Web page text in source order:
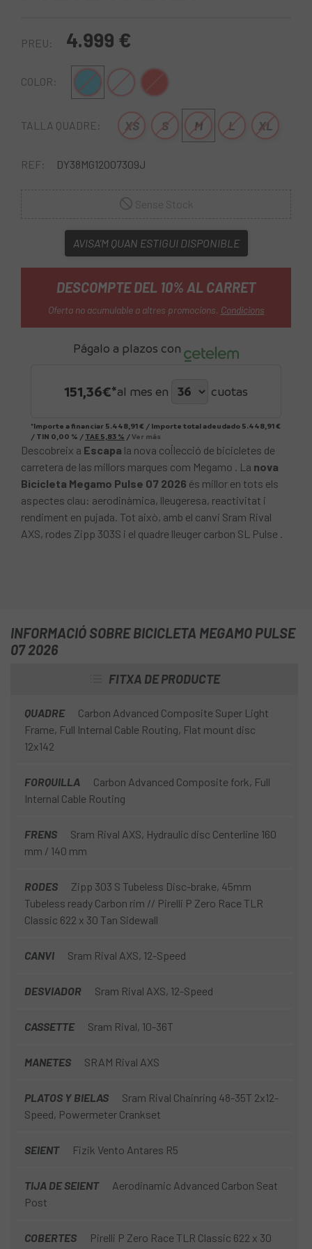
PREU: 4.999 €
COLOR: BlauBlanc-Blau
TALLA QUADRE: XS S M L XL
REF: DY38MG12007309J
AVISA'M QUAN ESTIGUI DISPONIBLE
DESCOMPTE DEL 10% AL CARRET
Oferta no acumulable a altres promocions. Condicions
Págalo a plazos con
151,36€*al mes en cuotas
*Importe a financiar 5.448,91 € / Importe total adeudado 5.448,91 €
/ TIN 0,00 % / TAE 5,83 % /Ver más
Descobreix a Escapa la nova col·lecció de bicicletes de
carretera de las millors marques com Megamo . La nova
Bicicleta Megamo Pulse 07 2026 és millor en tots els
aspectes clau: aerodinàmica, lleugeresa, reactivitat i
rendiment en pujada. Tot això, amb el canvi Sram Rival
AXS, rodes Zipp 303S i el quadre lleuger carbon SL Pulse .
INFORMACIÓ SOBRE BICICLETA MEGAMO PULSE
07 2026
FITXA DE PRODUCTE
QUADRE
Carbon Advanced Composite Super Light
Frame, Full Internal Cable Routing, Flat mount disc
12x142
FORQUILLA
Carbon Advanced Composite fork, Full
Internal Cable Routing
FRENS
Sram Rival AXS, Hydraulic disc Centerline 160
mm / 140 mm
RODES
Zipp 303 S Tubeless Disc-brake, 45mm
Tubeless ready Carbon rim // Pirelli P Zero Race TLR
Classic 622 x 30 Tan Sidewall
CANVI Sram Rival AXS, 12-Speed
DESVIADOR Sram Rival AXS, 12-Speed
CASSETTE Sram Rival, 10-36T
MANETES SRAM Rival AXS
PLATOS Y BIELAS
Sram Rival Chainring 48-35T 2x12-
Speed, Powermeter Crankset
SEIENT Fizik Vento Antares R5
TIJA DE SEIENT
Aerodinamic Advanced Carbon Seat
Post
COBERTES
Pirelli P Zero Race TLR Classic 622 x 30